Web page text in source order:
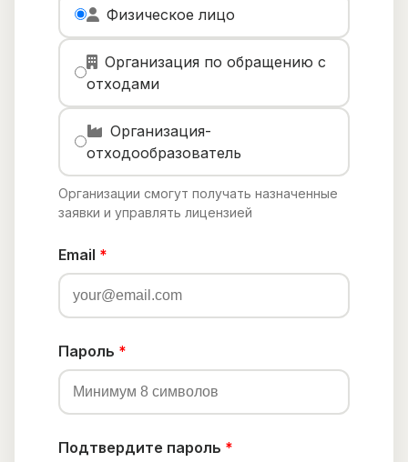
Физическое лицо
Организация по обращению с
отходами
Организация-
отходообразователь
Организации смогут получать назначенные
заявки и управлять лицензией
Email *
Пароль *
Подтвердите пароль *